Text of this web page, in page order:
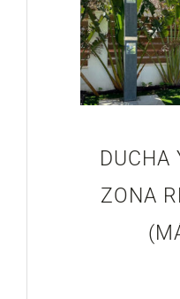
DUCHA
ZONA